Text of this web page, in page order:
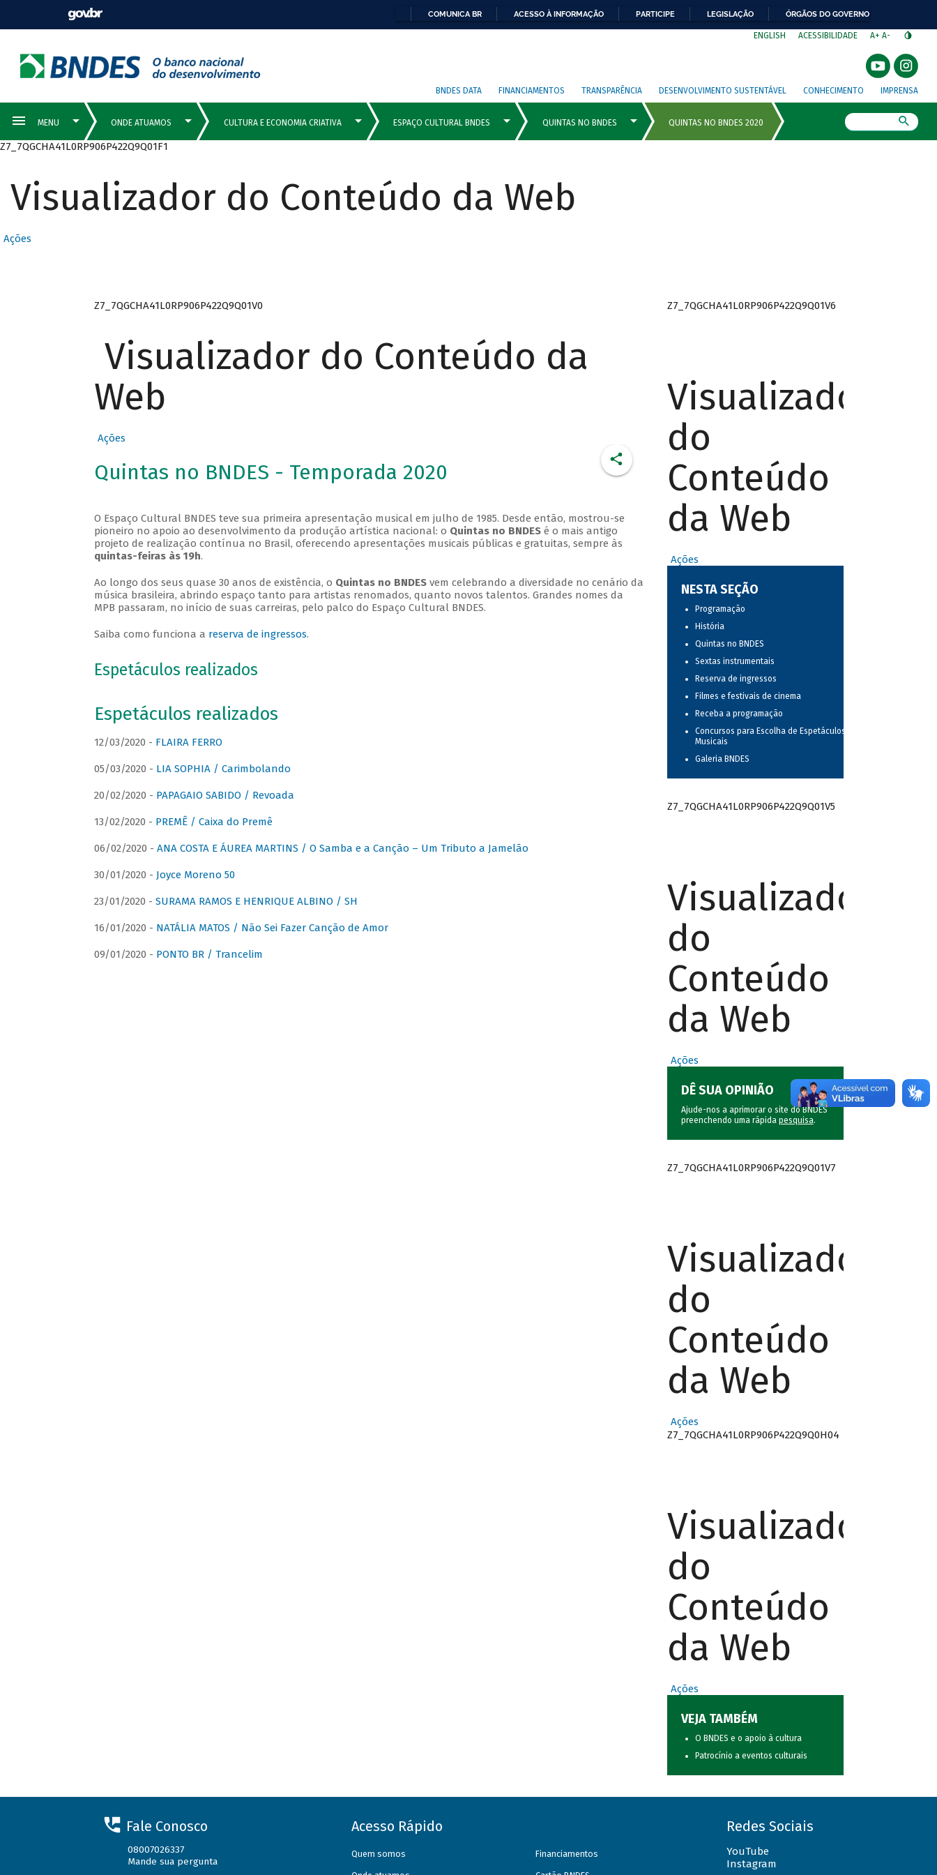
COMUNICA BR ACESSO À INFORMAÇÃO PARTICIPE LEGISLAÇÃO ÓRGÃOS DO GOVERNO
ENGLISH ACESSIBILIDADE A+ A-
BNDES DATA FINANCIAMENTOS TRANSPARÊNCIA DESENVOLVIMENTO SUSTENTÁVEL CONHECIMENTO IMPRENSA
Z7_7QGCHA41L0RP906P422Q9Q01F1
Visualizador do Conteúdo da Web
Ações
Z7_7QGCHA41L0RP906P422Q9Q01V0
Visualizador do Conteúdo da
Web
Ações
Quintas no BNDES - Temporada 2020
O Espaço Cultural BNDES teve sua primeira apresentação musical em julho de 1985. Desde então, mostrou-se
pioneiro no apoio ao desenvolvimento da produção artística nacional: o Quintas no BNDESé o mais antigo
projeto de realização contínua no Brasil, oferecendo apresentações musicais públicas e gratuitas, sempre às
quintas-feiras às 19h.
Ao longo dos seus quase 30 anos de existência, o Quintas no BNDESvem celebrando a diversidade no cenário da
música brasileira, abrindo espaço tanto para artistas renomados, quanto novos talentos. Grandes nomes da
MPB passaram, no início de suas carreiras, pelo palco do Espaço Cultural BNDES.
Saiba como funciona a reserva de ingressos.
Espetáculos realizados
Espetáculos realizados
12/03/2020 - FLAIRA FERRO
05/03/2020 - LIA SOPHIA / Carimbolando
20/02/2020 - PAPAGAIO SABIDO / Revoada
13/02/2020 - PREMÊ / Caixa do Premê
06/02/2020 - ANA COSTA E ÁUREA MARTINS / O Samba e a Canção – Um Tributo a Jamelão
30/01/2020 - Joyce Moreno 50
23/01/2020 - SURAMA RAMOS E HENRIQUE ALBINO / SH
16/01/2020 - NATÁLIA MATOS / Não Sei Fazer Canção de Amor
09/01/2020 - PONTO BR / Trancelim
Z7_7QGCHA41L0RP906P422Q9Q01V6
Visualizador
do
Conteúdo
da Web
Ações
NESTA SEÇÃO
Programação
História
Quintas no BNDES
Sextas instrumentais
Reserva de ingressos
Filmes e festivais de cinema
Receba a programação
Concursos para Escolha de Espetáculos
Musicais
Galeria BNDES
Z7_7QGCHA41L0RP906P422Q9Q01V5
Visualizador
do
Conteúdo
da Web
Ações
DÊ SUA OPINIÃO
Ajude-nos a aprimorar o site do BNDES
preenchendo uma rápida pesquisa.
Z7_7QGCHA41L0RP906P422Q9Q01V7
Visualizador
do
Conteúdo
da Web
Ações
Z7_7QGCHA41L0RP906P422Q9Q0H04
Visualizador
do
Conteúdo
da Web
Ações
VEJA TAMBÉM
O BNDES e o apoio à cultura
Patrocínio a eventos culturais
Fale Conosco
08007026337
Mande sua pergunta
Acesso Rápido
Quem somos Financiamentos
Redes Sociais
YouTube
Instagram